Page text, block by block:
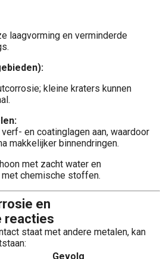
laagvorming en verminderde
kleine kraters kunnen
en coatinglagen aan, waardoor
makkelijker binnendringen.
met zacht water en
chemische stoffen.
en
reacties
staat met andere metalen, kan
Gevolg